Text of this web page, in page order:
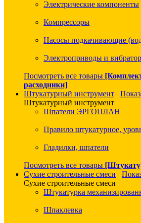
Электрические компоненты
Компрессоры
Насосы подкачивающие
Электроприводы и
Посмотреть все товары
расходники]
Штукатурный инструмент
Штукатурный инструмент
Шпатели ЭРГОПЛАН
Правило штукатурное,
Гладилки, шпатели
Посмотреть все товары
Сухие строительные смеси
Сухие строительные смеси
Штукатурка
Шпаклевка